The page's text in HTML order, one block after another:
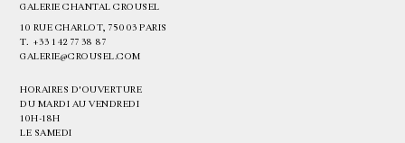
GALERIE CHANTAL CROUSEL
10 RUE CHARLOT, 75003 PARIS
T. +33 1 42 77 38 87
GALERIE@CROUSEL.COM
HORAIRES D'OUVERTURE
DU MARDI AU VENDREDI
10H-18H
LE SAMEDI